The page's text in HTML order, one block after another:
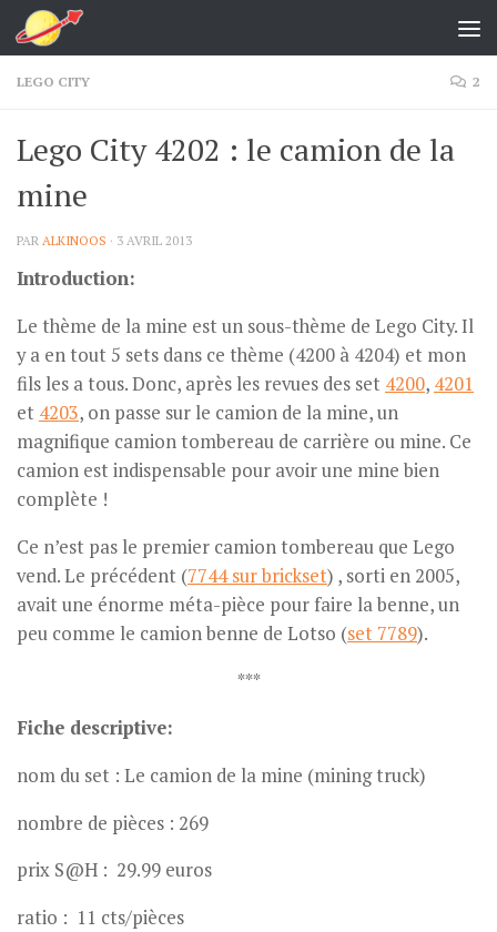
Skip to content
LEGO CITY 2
Lego City 4202 : le camion de la
mine
PAR ALKINOOS · 3 AVRIL 2013
Introduction:
Le thème de la mine est un sous-thème de Lego City. Il
y a en tout 5 sets dans ce thème (4200 à 4204) et mon
fils les a tous. Donc, après les revues des set 4200, 4201
et 4203, on passe sur le camion de la mine, un
magnifique camion tombereau de carrière ou mine. Ce
camion est indispensable pour avoir une mine bien
complète !
Ce n’est pas le premier camion tombereau que Lego
vend. Le précédent (7744 sur brickset) , sorti en 2005,
avait une énorme méta-pièce pour faire la benne, un
peu comme le camion benne de Lotso (set 7789).
***
Fiche descriptive:
nom du set : Le camion de la mine (mining truck)
nombre de pièces : 269
prix S@H : 29.99 euros
ratio : 11 cts/pièces